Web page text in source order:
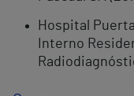
Hospital
Interno